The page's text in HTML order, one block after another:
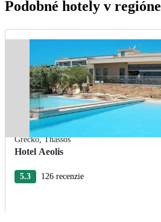
Podobné hotely v regióne
Grécko,Thassos
Hotel Aeolis
5.3
126 recenzie